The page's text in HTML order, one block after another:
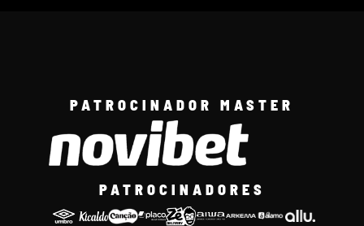
PATROCINADOR MASTER
PATROCINADORES